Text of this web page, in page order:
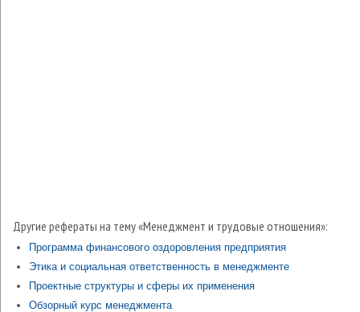
Другие рефераты на тему «Менеджмент и трудовые отношения»:
Программа финансового оздоровления предприятия
Этика и социальная ответственность в менеджменте
Проектные структуры и сферы их применения
Обзорный курс менеджмента